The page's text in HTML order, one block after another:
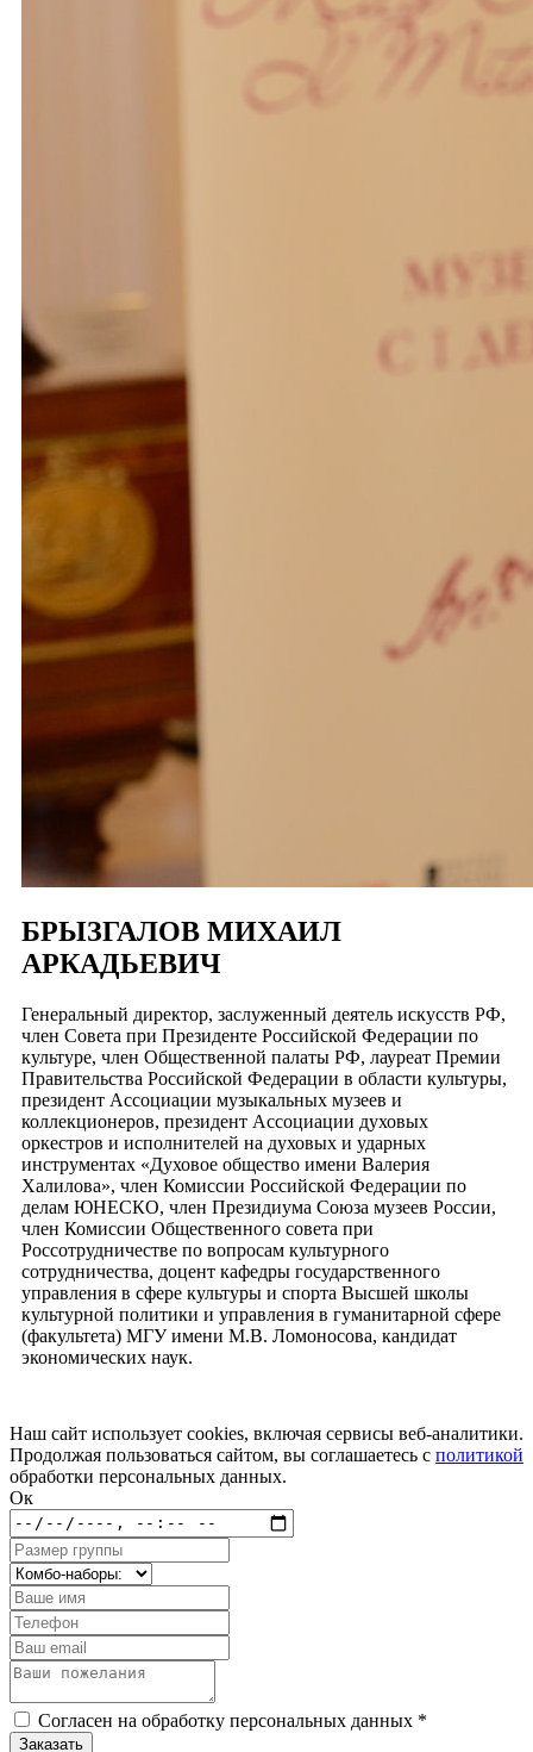
БРЫЗГАЛОВ МИХАИЛ
АРКАДЬЕВИЧ
Генеральный директор, заслуженный деятель искусств РФ,
член Совета при Президенте Российской Федерации по
культуре, член Общественной палаты РФ, лауреат Премии
Правительства Российской Федерации в области культуры,
президент Ассоциации музыкальных музеев и
коллекционеров, президент Ассоциации духовых
оркестров и исполнителей на духовых и ударных
инструментах «Духовое общество имени Валерия
Халилова», член Комиссии Российской Федерации по
делам ЮНЕСКО, член Президиума Союза музеев России,
член Комиссии Общественного совета при
Россотрудничестве по вопросам культурного
сотрудничества, доцент кафедры государственного
управления в сфере культуры и спорта Высшей школы
культурной политики и управления в гуманитарной сфере
(факультета) МГУ имени М.В. Ломоносова, кандидат
экономических наук.
Наш сайт использует cookies, включая сервисы веб-аналитики.
Продолжая пользоваться сайтом, вы соглашаетесь с политикой
обработки персональных данных.
Ок
Согласен на обработку персональных данных *